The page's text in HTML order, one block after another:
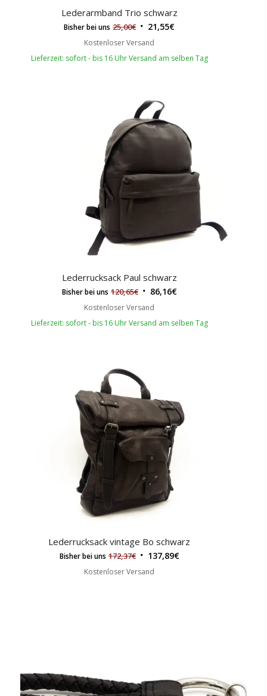
Lederarmband Trio schwarz
Bisher bei uns 25,00€ 21,55€
Kostenloser Versand
Lieferzeit: sofort - bis 16 Uhr Versand am selben Tag
5.00
Lederrucksack Paul schwarz
Bisher bei uns 120,65€ 86,16€
Kostenloser Versand
Lieferzeit: sofort - bis 16 Uhr Versand am selben Tag
Lederrucksack vintage Bo schwarz
Bisher bei uns 172,37€ 137,89€
Kostenloser Versand